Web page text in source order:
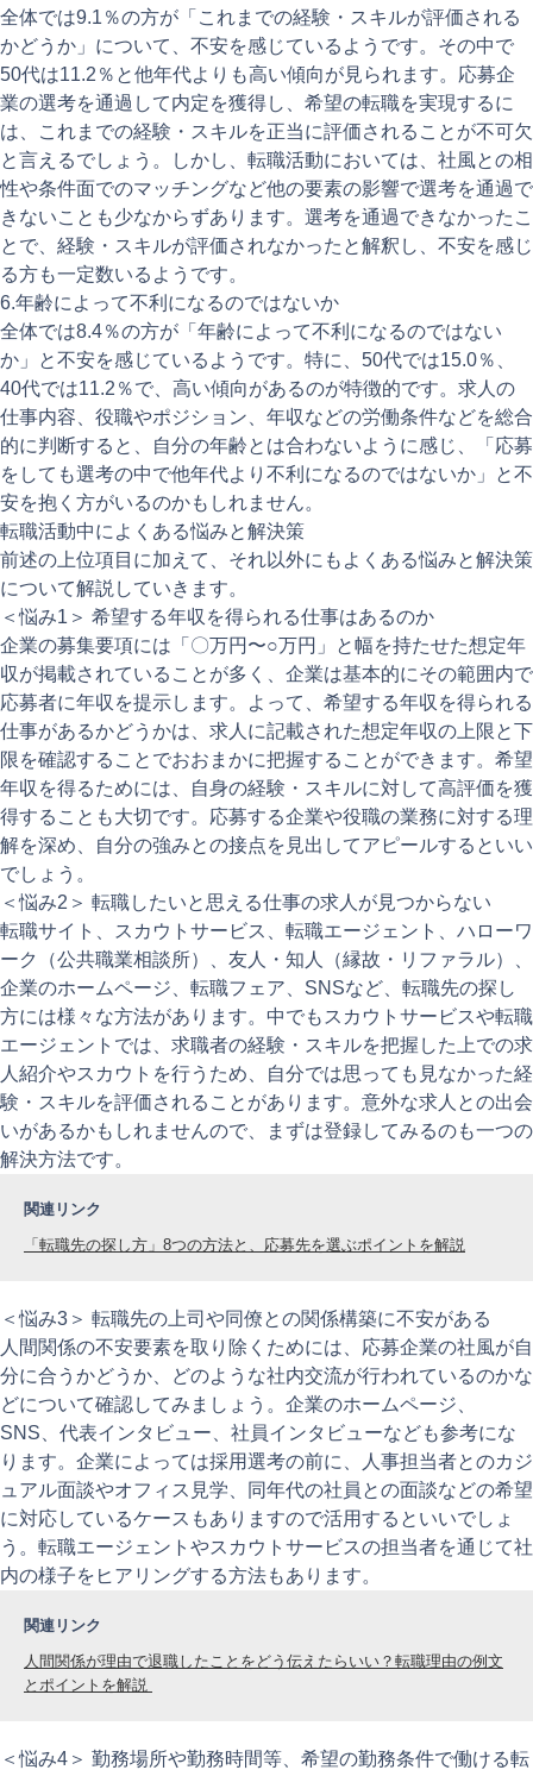
全体では9.1％の方が「これまでの経験・スキルが評価される
かどうか」について、不安を感じているようです。その中で
50代は11.2％と他年代よりも高い傾向が見られます。応募企
業の選考を通過して内定を獲得し、希望の転職を実現するに
は、これまでの経験・スキルを正当に評価されることが不可欠
と言えるでしょう。しかし、転職活動においては、社風との相
性や条件面でのマッチングなど他の要素の影響で選考を通過で
きないことも少なからずあります。選考を通過できなかったこ
とで、経験・スキルが評価されなかったと解釈し、不安を感じ
る方も一定数いるようです。
6.年齢によって不利になるのではないか
全体では8.4％の方が「年齢によって不利になるのではない
か」と不安を感じているようです。特に、50代では15.0％、
40代では11.2％で、高い傾向があるのが特徴的です。求人の
仕事内容、役職やポジション、年収などの労働条件などを総合
的に判断すると、自分の年齢とは合わないように感じ、「応募
をしても選考の中で他年代より不利になるのではないか」と不
安を抱く方がいるのかもしれません。
転職活動中によくある悩みと解決策
前述の上位項目に加えて、それ以外にもよくある悩みと解決策
について解説していきます。
＜悩み1＞ 希望する年収を得られる仕事はあるのか
企業の募集要項には「〇万円〜○万円」と幅を持たせた想定年
収が掲載されていることが多く、企業は基本的にその範囲内で
応募者に年収を提示します。よって、希望する年収を得られる
仕事があるかどうかは、求人に記載された想定年収の上限と下
限を確認することでおおまかに把握することができます。希望
年収を得るためには、自身の経験・スキルに対して高評価を獲
得することも大切です。応募する企業や役職の業務に対する理
解を深め、自分の強みとの接点を見出してアピールするといい
でしょう。
＜悩み2＞ 転職したいと思える仕事の求人が見つからない
転職サイト、スカウトサービス、転職エージェント、ハローワ
ーク（公共職業相談所）、友人・知人（縁故・リファラル）、
企業のホームページ、転職フェア、SNSなど、転職先の探し
方には様々な方法があります。中でもスカウトサービスや転職
エージェントでは、求職者の経験・スキルを把握した上での求
人紹介やスカウトを行うため、自分では思っても見なかった経
験・スキルを評価されることがあります。意外な求人との出会
いがあるかもしれませんので、まずは登録してみるのも一つの
解決方法です。
関連リンク
「転職先の探し方」8つの方法と、応募先を選ぶポイントを解説
＜悩み3＞ 転職先の上司や同僚との関係構築に不安がある
人間関係の不安要素を取り除くためには、応募企業の社風が自
分に合うかどうか、どのような社内交流が行われているのかな
どについて確認してみましょう。企業のホームページ、
SNS、代表インタビュー、社員インタビューなども参考にな
ります。企業によっては採用選考の前に、人事担当者とのカジ
ュアル面談やオフィス見学、同年代の社員との面談などの希望
に対応しているケースもありますので活用するといいでしょ
う。転職エージェントやスカウトサービスの担当者を通じて社
内の様子をヒアリングする方法もあります。
関連リンク
人間関係が理由で退職したことをどう伝えたらいい？転職理由の例文
とポイントを解説
＜悩み4＞ 勤務場所や勤務時間等、希望の勤務条件で働ける転